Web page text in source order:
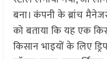
बना। कंपनी के ब्रांच
को बताया कि यह एक
किसान भाइयों के लिए